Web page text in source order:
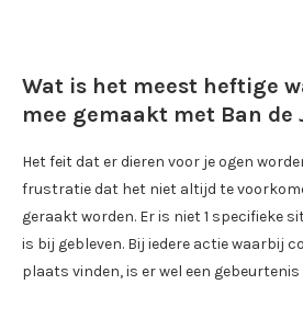
Wat is het meest heftige
mee gemaakt met Ban de
Het feit dat er dieren voor je ogen
frustratie dat het niet altijd te
geraakt worden. Er is niet 1 specifieke
is bij gebleven. Bij iedere actie waarbij
plaats vinden, is er wel een